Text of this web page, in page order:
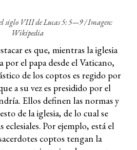
siglo VIII de Lucas 5: 5—9 /Imagen:
Wikipedia
es que, mientras la iglesia
por el papa desde el Vaticano,
de los coptos es regido por
a su vez es presidido por el
Ellos definen las normas y
de la iglesia, de lo cual se
eclesiales. Por ejemplo, está el
coptos tengan la